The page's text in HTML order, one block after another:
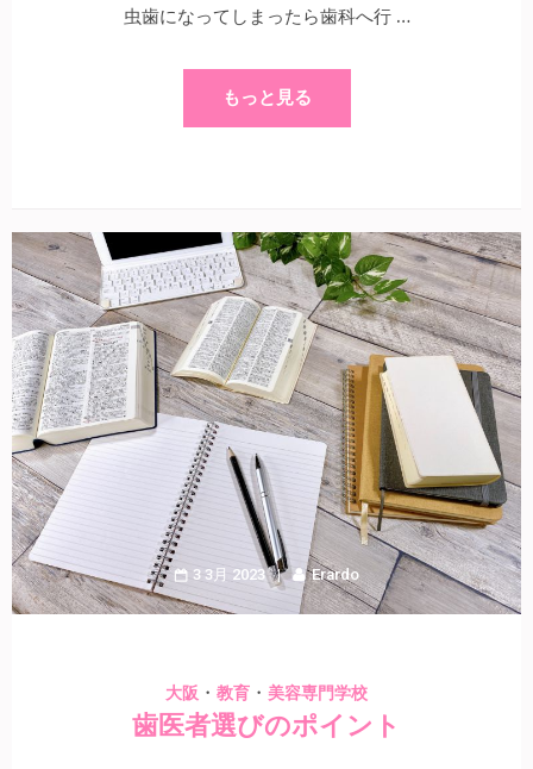
虫歯になってしまったら歯科へ行 …
もっと見る
3 3月 2023 Erardo
大阪 ・ 教育 ・ 美容専門学校
歯医者選びのポイント